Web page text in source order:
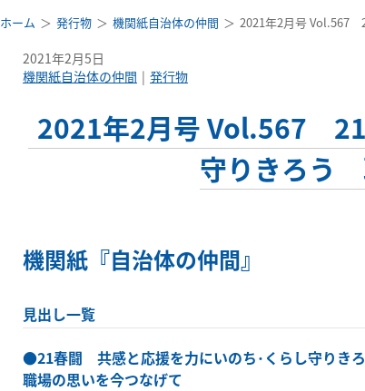
ホーム 発行物 機関紙自治体の仲間 2021年2月号 Vol.567
2021年2月5日
機関紙自治体の仲間
発行物
2021年2月号 Vol.567
守りきろう
機関紙『自治体の仲間』
見出し一覧
●21春闘 共感と応援を力にいのち･くらし守りき
職場の思いを今つなげて